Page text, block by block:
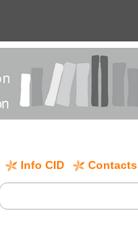
Info CID Contacts